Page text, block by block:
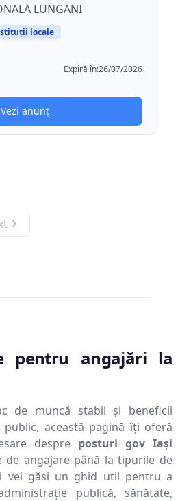
LUNGANI
locale
Expiră în:26/07/2026
Vezi anunț
pentru angajări la
de muncă stabil și beneficii
această pagină îți oferă
despre posturi gov Iaşi
de angajare până la tipurile de
vei găsi un ghid util pentru a
publică, sănătate,